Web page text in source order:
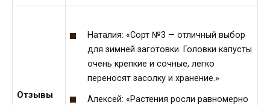
Отзывы
Наталия: «Сорт №3 — отличный выбор
для зимней заготовки. Головки капусты
очень крепкие и сочные, легко
переносят засолку и хранение.»
Алексей: «Растения росли равномерно